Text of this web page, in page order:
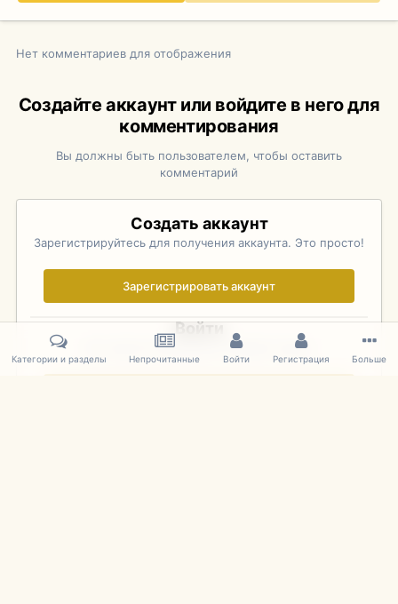
Нет комментариев для отображения
Создайте аккаунт или войдите в него для
комментирования
Вы должны быть пользователем, чтобы оставить
комментарий
Создать аккаунт
Зарегистрируйтесь для получения аккаунта. Это просто!
Зарегистрировать аккаунт
Войти
Уже зарегистрированы? Войдите здесь.
Категории и разделы Непрочитанные Войти Регистрация Больше